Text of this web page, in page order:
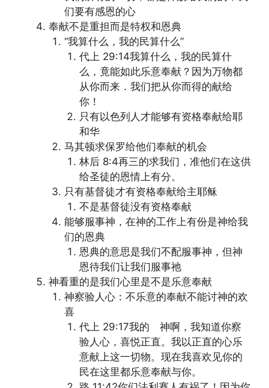
们要有感恩的心
奉献不是重担而是特权和恩典
“我算什么，我的民算什么”
代上 29:14我算什么，我的民算什
么，竟能如此乐意奉献？因为万物都
从你而来．我们把从你而得的献给
你！
只有以色列人才能够有资格奉献给耶
和华
马其顿求保罗给他们奉献的机会
林后 8:4再三的求我们，准他们在这供
给圣徒的恩情上有分。
只有基督徒才有资格奉献给主耶稣
不是基督徒没有资格奉献
能够服事神，在神的工作上有份是神给我
们的恩典
恩典的意思是我们不配服事神，但神
恩待我们让我们服事祂
神看重的是我们心里是不是乐意奉献
神察验人心：不乐意的奉献不能讨神的欢
喜
代上 29:17我的 神啊，我知道你察
验人心，喜悦正直。我以正直的心乐
意献上这一切物。现在我喜欢见你的
民在这里都乐意奉献与你。